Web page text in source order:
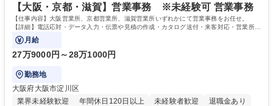
を込めてコミュニケーションをとりながら広報関連業務を行っておりま
す。 学歴・資格 学歴：大学院 大学 高専 短大 専修学校 高校 語学力： 資
格：
【大阪・京都・滋賀】営業事務 ※未経験可 営業事務
【仕事内容】大阪営業所、京都営業所、滋賀営業所いずれかにて営業事務をお任せ。
【詳細】電話応対・データ入力・伝票や見積の作成・カタログ送付・来客対応・営業所内
で発生する事務業務や業務改善をお任せ。
月給
27万9000円～28万1000円
勤務地
大阪府大阪市淀川区
業界未経験歓迎
年間休日120日以上 未経験者歓迎
退職金あり